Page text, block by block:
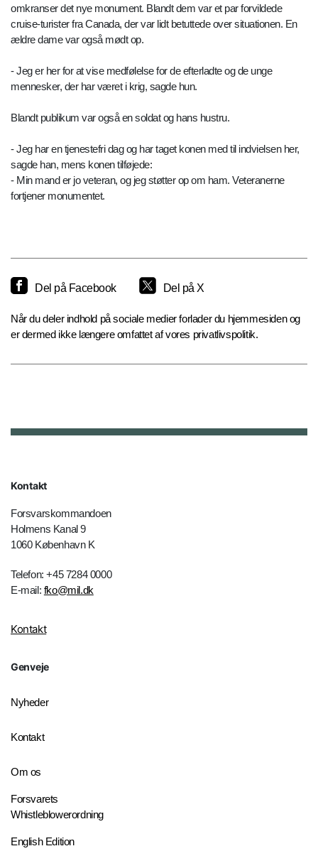
omkranser det nye monument. Blandt dem var et par forvildede
cruise-turister fra Canada, der var lidt betuttede over situationen. En
ældre dame var også mødt op.
- Jeg er her for at vise medfølelse for de efterladte og de unge
mennesker, der har været i krig, sagde hun.
Blandt publikum var også en soldat og hans hustru.
- Jeg har en tjenestefri dag og har taget konen med til indvielsen her,
sagde han, mens konen tilføjede:
- Min mand er jo veteran, og jeg støtter op om ham. Veteranerne
fortjener monumentet.
Del på Facebook Del på X
Når du deler indhold på sociale medier forlader du hjemmesiden og
er dermed ikke længere omfattet af vores privatlivspolitik.
Kontakt
Forsvarskommandoen
Holmens Kanal 9
1060 København K
Telefon: +45 7284 0000
E-mail: fko@mil.dk
Kontakt
Genveje
Nyheder
Kontakt
Om os
Forsvarets
Whistleblowerordning
English Edition